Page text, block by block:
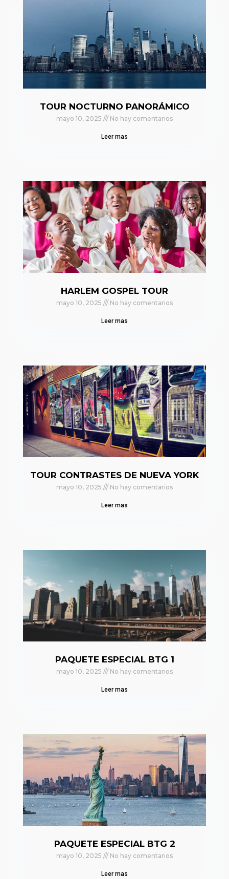
TOUR NOCTURNO PANORÁMICO
mayo 10, 2025 No hay comentarios
Leer mas
HARLEM GOSPEL TOUR
mayo 10, 2025 No hay comentarios
Leer mas
TOUR CONTRASTES DE NUEVA YORK
mayo 10, 2025 No hay comentarios
Leer mas
PAQUETE ESPECIAL BTG 1
mayo 10, 2025 No hay comentarios
Leer mas
PAQUETE ESPECIAL BTG 2
mayo 10, 2025 No hay comentarios
Leer mas